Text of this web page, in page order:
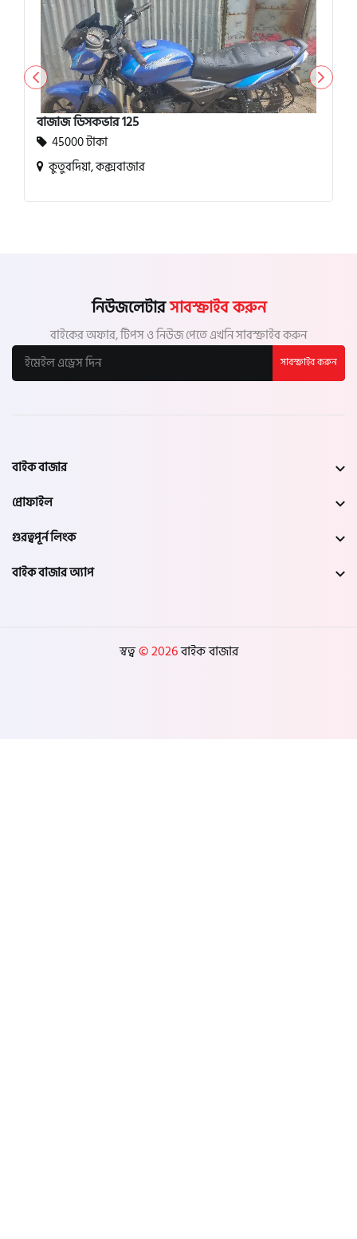
বাজাজ ডিসকভার 125
45000 টাকা
কুতুবদিয়া, কক্সবাজার
নিউজলেটারসাবস্ক্রাইব করুন
বাইকের অফার, টিপস ও নিউজ পেতে এখনি সাবস্ক্রাইব করুন
সাবস্ক্রাইব করুন
বাইক বাজার
প্রোফাইল
গুরত্বপূর্ন লিংক
বাইক বাজার অ্যাপ
স্বত্ব© 2026বাইক বাজার